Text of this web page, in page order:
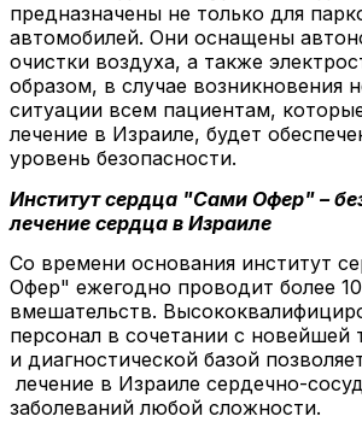
предназначены не только для
автомобилей. Они оснащены
очистки воздуха, а также
образом, в случае возникновения
ситуации всем пациентам,
лечение в Израиле, будет
уровень безопасности.
Институт сердца "Сами Офер" –
лечение сердца в Израиле
Со времени основания институт
Офер" ежегодно проводит более
вмешательств.
персонал в сочетании с новейшей
и диагностической базой
лечение в Израиле сердечно-
заболеваний любой сложности.